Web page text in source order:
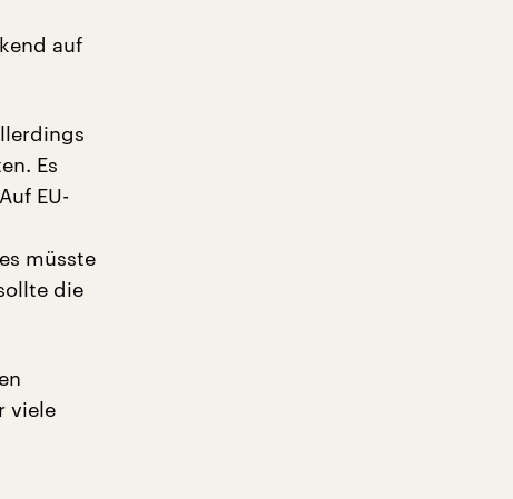
auf
Es
EU-
müsste
die
viele